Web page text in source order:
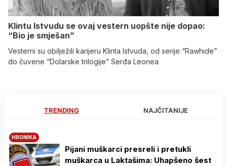
Klintu Istvudu se ovaj vestern uopšte nije dopao:
“Bio je smješan”
Vesterni su obilježili karijeru Klinta Istvuda, od serije “Rawhide”
do čuvene “Dolarske trilogije” Serđa Leonea
TRENDING NAJČITANIJE
HRONIKA
Pijani muškarci presreli i pretukli
muškarca u Laktašima: Uhapšeno šest